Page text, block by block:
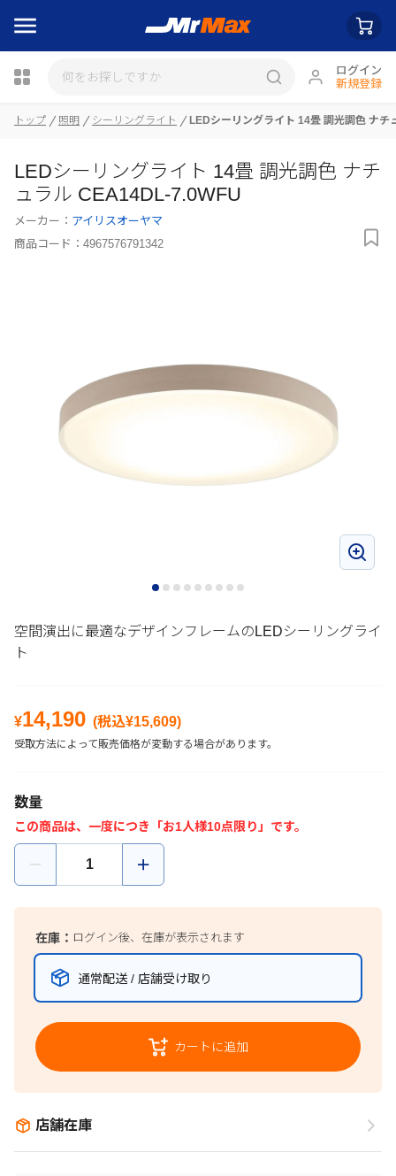
ログイン
新規登録
瓶詰
トップ 照明 シーリングライト LEDシーリングライト 14畳 調光調色 ナ
LEDシーリングライト 14畳 調光調色 ナチ
ュラル CEA14DL-7.0WFU
メーカー： アイリスオーヤマ
商品コード： 4967576791342
空間演出に最適なデザインフレームのLEDシーリングライ
ト
¥14,190 (税込¥15,609)
受取方法によって販売価格が変動する場合があります。
数量
この商品は、一度につき「お1人様10点限り」です。
在庫： ログイン後、在庫が表示されます
通常配送 / 店舗受け取り
カートに追加
店舗在庫